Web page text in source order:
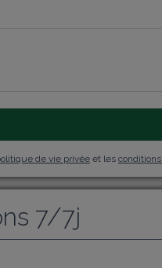
de vie privée et les
7/7j